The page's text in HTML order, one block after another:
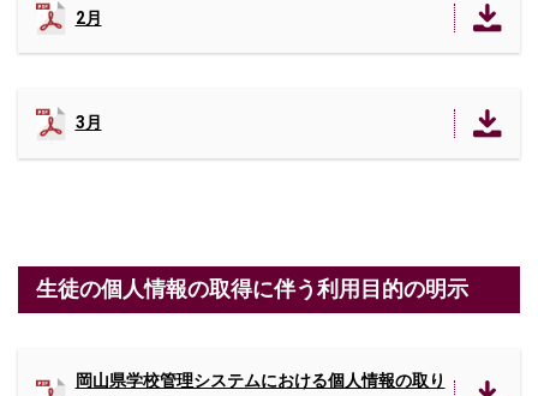
2月
3月
生徒の個人情報の取得に伴う利用目的の明示
岡山県学校管理システムにおける個人情報の取り